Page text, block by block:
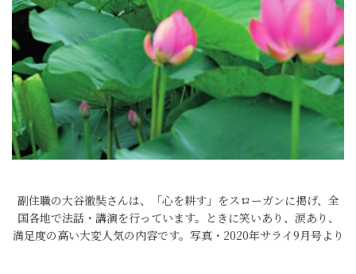
副住職の大谷徹奘さんは、「心を耕す」をスローガンに掲げ、全
国各地で法話・講演を行っています。ときに笑いあり、涙あり、
満足度の高い大変人気の内容です。写真・2020年サライ9月号より